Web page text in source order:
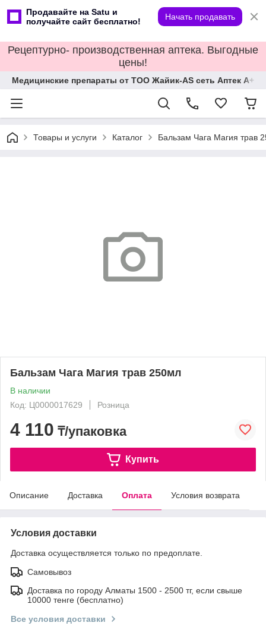
Продавайте на Satu и
получайте сайт бесплатно!
Начать продавать
Рецептурно- производственная аптека. Выгодные
цены!
Медицинские препараты от ТОО Жайик-AS сеть Аптек А+
Товары и услуги Каталог Бальзам Чага Магия трав
Бальзам Чага Магия трав 250мл
В наличии
Код: Ц0000017629
Розница
4 110 ₸/упаковка
Купить
Описание Доставка Оплата Условия возврата
Условия доставки
Доставка осуществляется только по предоплате.
Самовывоз
Доставка по городу Алматы 1500 - 2500 тг, если свыше
10000 тенге (бесплатно)
Все условия доставки